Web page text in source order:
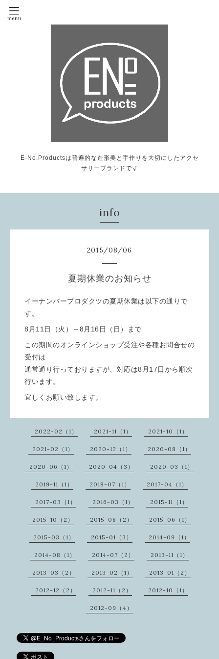
E-No.Productsは普遍的な造形美と手作りを大切にしたアクセ
サリーブランドです
info
2015/08/06
夏期休業のお知らせ
イーナンバープロダクツの夏期休業は以下の通りで
す。
8月11日（火）～8月16日（日）まで
この期間のオンラインショップ受注や各種お問合せの
受付は
通常通り行っておりますが、対応は8月17日から順次
行います。
宜しくお願い致します。
2022-02（1） 2021-11（1） 2021-10（1）
2021-02（1） 2020-12（1） 2020-08（1）
2020-06（1） 2020-04（3） 2020-03（1）
2019-11（1） 2018-07（1） 2017-04（1）
2017-03（1） 2016-03（1） 2015-11（1）
2015-10（2） 2015-08（2） 2015-06（1）
2015-03（1） 2015-01（3） 2014-09（1）
2014-08（1） 2014-07（2） 2013-11（1）
2013-03（2） 2013-02（1） 2013-01（2）
2012-12（2） 2012-11（2） 2012-10（1）
2012-09（4）